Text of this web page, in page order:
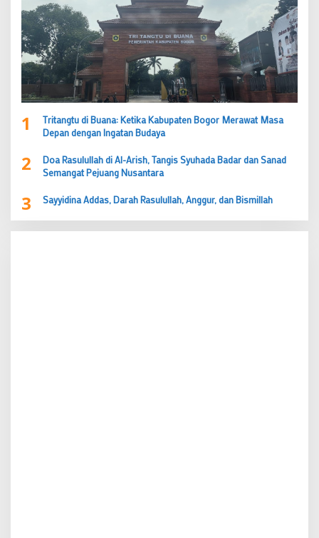
1
Tritangtu di Buana: Ketika Kabupaten Bogor Merawat Masa
Depan dengan Ingatan Budaya
2
Doa Rasulullah di Al-Arish, Tangis Syuhada Badar dan Sanad
Semangat Pejuang Nusantara
3 Sayyidina Addas, Darah Rasulullah, Anggur, dan Bismillah